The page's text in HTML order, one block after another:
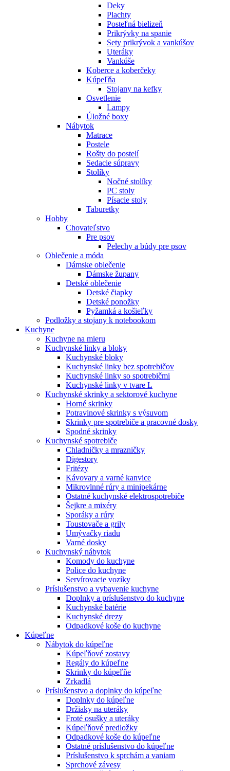
Deky
Plachty
Posteľná bielizeň
Prikrývky na spanie
Sety prikrývok a vankúšov
Uteráky
Vankúše
Koberce a koberčeky
Kúpeľňa
Stojany na kefky
Osvetlenie
Lampy
Úložné boxy
Nábytok
Matrace
Postele
Rošty do postelí
Sedacie súpravy
Stolíky
Nočné stolíky
PC stoly
Písacie stoly
Taburetky
Hobby
Chovateľstvo
Pre psov
Pelechy a búdy pre psov
Oblečenie a móda
Dámske oblečenie
Dámske župany
Detské oblečenie
Detské čiapky
Detské ponožky
Pyžamká a košieľky
Podložky a stojany k notebookom
Kuchyne
Kuchyne na mieru
Kuchynské linky a bloky
Kuchynské bloky
Kuchynské linky bez spotrebičov
Kuchynské linky so spotrebičmi
Kuchynské linky v tvare L
Kuchynské skrinky a sektorové kuchyne
Horné skrinky
Potravinové skrinky s výsuvom
Skrinky pre spotrebiče a pracovné dosky
Spodné skrinky
Kuchynské spotrebiče
Chladničky a mrazničky
Digestory
Fritézy
Kávovary a varné kanvice
Mikrovlnné rúry a minipekárne
Ostatné kuchynské elektrospotrebiče
Šejkre a mixéry
Sporáky a rúry
Toustovače a grily
Umývačky riadu
Varné dosky
Kuchynský nábytok
Komody do kuchyne
Police do kuchyne
Servírovacie vozíky
Príslušenstvo a vybavenie kuchyne
Doplnky a príslušenstvo do kuchyne
Kuchynské batérie
Kuchynské drezy
Odpadkové koše do kuchyne
Kúpeľne
Nábytok do kúpeľne
Kúpeľňové zostavy
Regály do kúpeľne
Skrinky do kúpeľňe
Zrkadlá
Príslušenstvo a doplnky do kúpeľne
Doplnky do kúpeľne
Držiaky na uteráky
Froté osušky a uteráky
Kúpeľňové predložky
Odpadkové koše do kúpeľne
Ostatné príslušenstvo do kúpeľne
Príslušenstvo k sprchám a vaniam
Sprchové závesy